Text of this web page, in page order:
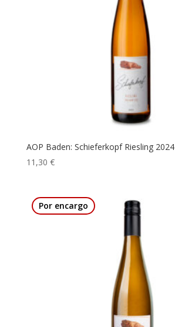
AOP Baden: Schieferkopf Riesling 2024
11,30 €
Por encargo